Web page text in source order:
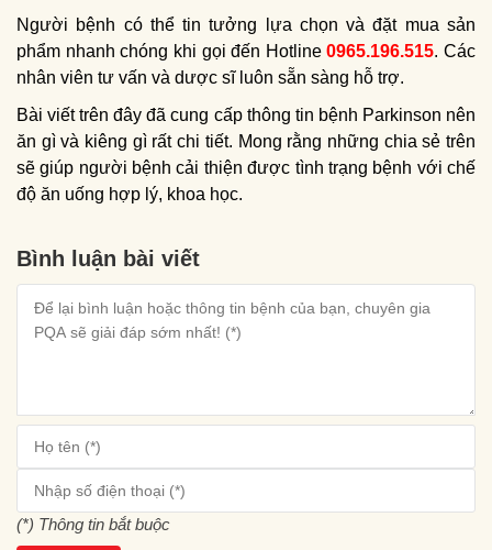
Người bệnh có thể tin tưởng lựa chọn và đặt mua sản
phẩm nhanh chóng khi gọi đến Hotline0965.196.515. Các
nhân viên tư vấn và dược sĩ luôn sẵn sàng hỗ trợ.
Bài viết trên đây đã cung cấp thông tin bệnh Parkinson nên
ăn gì và kiêng gì rất chi tiết. Mong rằng những chia sẻ trên
sẽ giúp người bệnh cải thiện được tình trạng bệnh với chế
độ ăn uống hợp lý, khoa học.
Bình luận bài viết
(*) Thông tin bắt buộc